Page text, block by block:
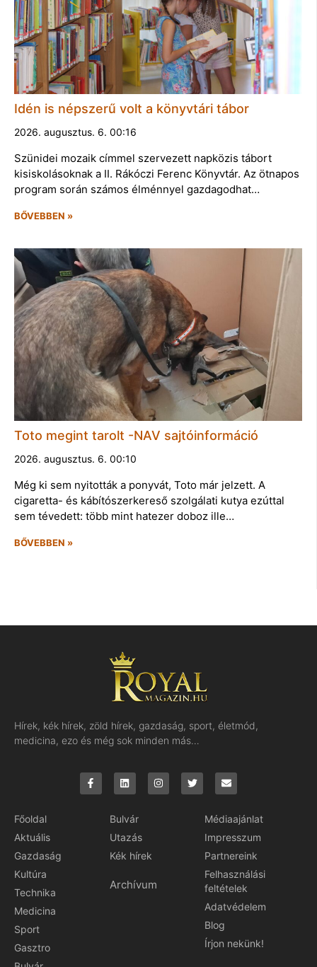
Idén is népszerű volt a könyvtári tábor
2026. augusztus. 6. 00:16
Szünidei mozaik címmel szervezett napközis tábort
kisiskolásoknak a II. Rákóczi Ferenc Könyvtár. Az ötnapos
program során számos élménnyel gazdagodhat…
BŐVEBBEN »
Toto megint tarolt -NAV sajtóinformáció
2026. augusztus. 6. 00:10
Még ki sem nyitották a ponyvát, Toto már jelzett. A
cigaretta- és kábítószerkereső szolgálati kutya ezúttal
sem tévedett: több mint hatezer doboz ille…
BŐVEBBEN »
Hírek, kék hírek, zöld hírek, gazdaság, sport, életmód,
medicina, ezo és még sok minden más…
Főoldal
Aktuális
Gazdaság
Kultúra
Technika
Medicina
Sport
Gasztro
Bulvár
Utazás
Kék hírek
Archívum
Médiaajánlat
Impresszum
Partnereink
Felhasználási
feltételek
Adatvédelem
Blog
Írjon nekünk!